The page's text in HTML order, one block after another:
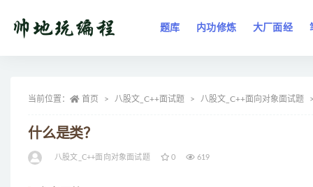
题库 内功修炼 大厂面经
当前位置： 首页 八股文_C++面试题 八股文_C++面向对象面试题
什么是类？
八股文_C++面向对象面试题 0 619